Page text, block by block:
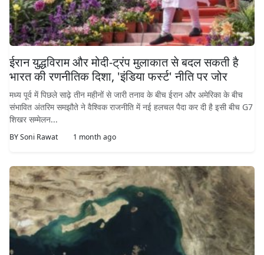
ईरान युद्धविराम और मोदी-ट्रंप मुलाकात से बदल सकती है
भारत की रणनीतिक दिशा, 'इंडिया फर्स्ट' नीति पर जोर
मध्य पूर्व में पिछले साढ़े तीन महीनों से जारी तनाव के बीच ईरान और अमेरिका के बीच
संभावित अंतरिम समझौते ने वैश्विक राजनीति में नई हलचल पैदा कर दी है इसी बीच G7
शिखर सम्मेलन...
BYSoni Rawat 1 month ago